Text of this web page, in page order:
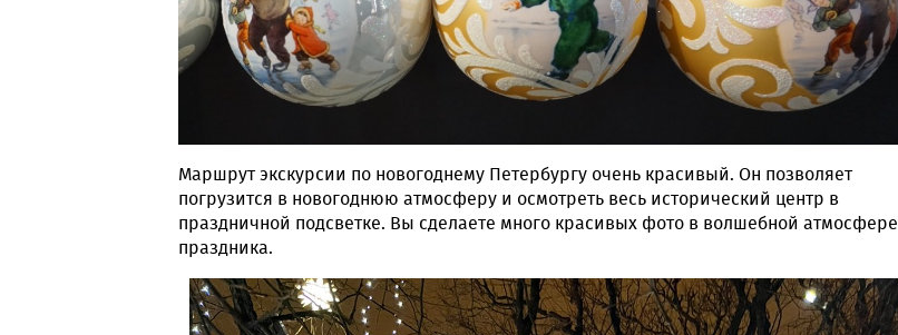
Маршрут экскурсии по новогоднему Петербургу очень красивый. Он позволяет
погрузится в новогоднюю атмосферу и осмотреть весь исторический центр в
праздничной подсветке. Вы сделаете много красивых фото в волшебной атмосфере
праздника.